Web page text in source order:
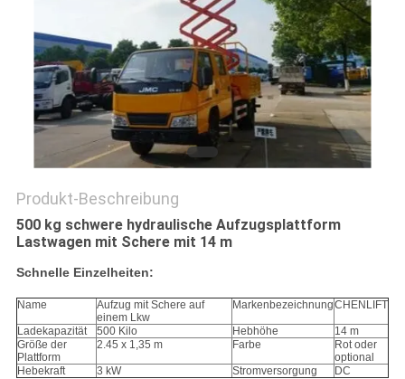
Produkt-Beschreibung
500 kg schwere hydraulische Aufzugsplattform
Lastwagen mit Schere mit 14 m
Schnelle Einzelheiten:
Name
Aufzug mit Schere auf
einem Lkw
MarkenbezeichnungCHENLIFT
Ladekapazität 500 Kilo Hebhöhe
14 m
Größe der
Plattform
2.45 x 1,35 m Farbe
Rot oder
optional
Hebekraft
3 kW Stromversorgung DC